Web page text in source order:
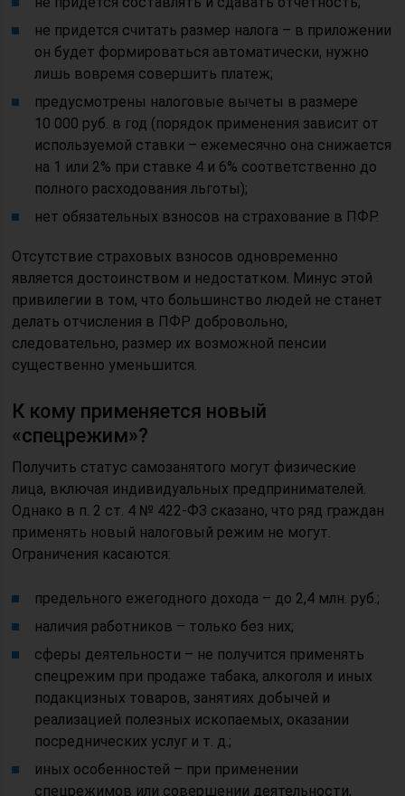
не придется считать размер налога – в приложении
он будет формироваться автоматически, нужно
лишь вовремя совершить платеж;
предусмотрены налоговые вычеты в размере
10 000 руб. в год (порядок применения зависит от
используемой ставки – ежемесячно она снижается
на 1 или 2% при ставке 4 и 6% соответственно до
полного расходования льготы);
нет обязательных взносов на страхование в ПФР.
Отсутствие страховых взносов одновременно
является достоинством и недостатком. Минус этой
привилегии в том, что большинство людей не станет
делать отчисления в ПФР добровольно,
следовательно, размер их возможной пенсии
существенно уменьшится.
К кому применяется новый
«спецрежим»?
Получить статус самозанятого могут физические
лица, включая индивидуальных предпринимателей.
Однако в п. 2 ст. 4 № 422-ФЗ сказано, что ряд граждан
применять новый налоговый режим не могут.
Ограничения касаются:
предельного ежегодного дохода – до 2,4 млн. руб.;
наличия работников – только без них;
сферы деятельности – не получится применять
спецрежим при продаже табака, алкоголя и иных
подакцизных товаров, занятиях добычей и
реализацией полезных ископаемых, оказании
посреднических услуг и т. д.;
иных особенностей – при применении
спецрежимов или совершении деятельности,